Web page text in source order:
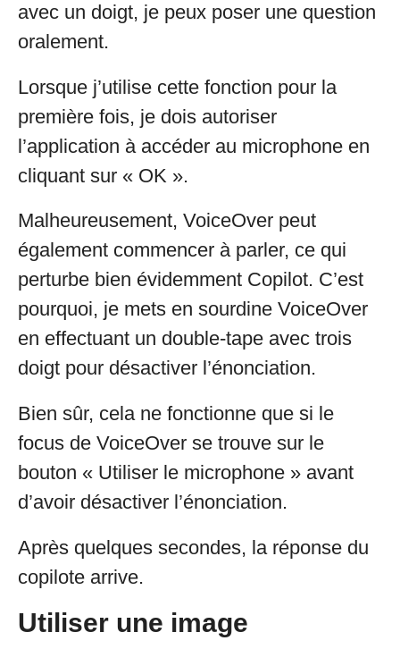
avec un doigt, je peux poser une question
oralement.
Lorsque j’utilise cette fonction pour la
première fois, je dois autoriser
l’application à accéder au microphone en
cliquant sur « OK ».
Malheureusement, VoiceOver peut
également commencer à parler, ce qui
perturbe bien évidemment Copilot. C’est
pourquoi, je mets en sourdine VoiceOver
en effectuant un double-tape avec trois
doigt pour désactiver l’énonciation.
Bien sûr, cela ne fonctionne que si le
focus de VoiceOver se trouve sur le
bouton « Utiliser le microphone » avant
d’avoir désactiver l’énonciation.
Après quelques secondes, la réponse du
copilote arrive.
Utiliser une image